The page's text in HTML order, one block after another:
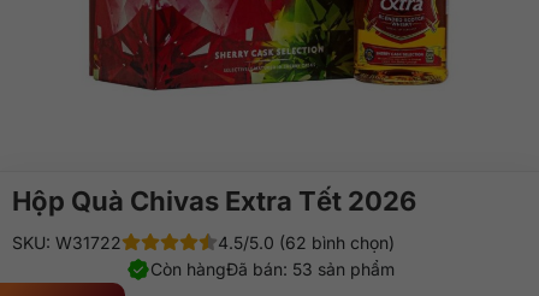
Hộp Quà Chivas Extra Tết 2026
SKU: W31722
4.5/5.0 (62 bình chọn)
Đã bán: 53 sản phẩm
Còn hàng